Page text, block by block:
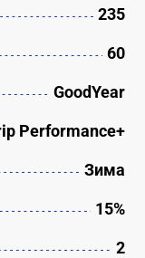
235
60
GoodYear
Performance+
Зима
15%
2